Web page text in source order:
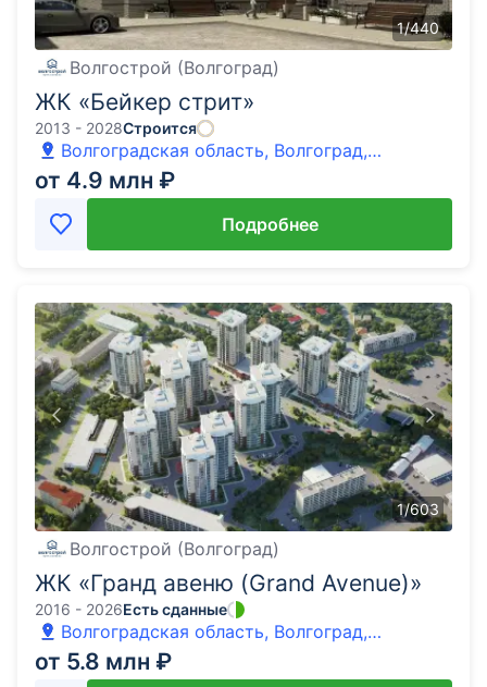
1/440
Волгострой (Волгоград)
ЖК «Бейкер стрит»
2013 - 2028Строится
Волгоградская область, Волгоград,
Шекснинская улица
от 4.9 млн ₽
Подробнее
1/603
Волгострой (Волгоград)
ЖК «Гранд авеню (Grand Avenue)»
2016 - 2026Есть сданные
Волгоградская область, Волгоград,
Ангарская улица
от 5.8 млн ₽